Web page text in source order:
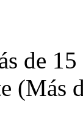
de 15
(Más